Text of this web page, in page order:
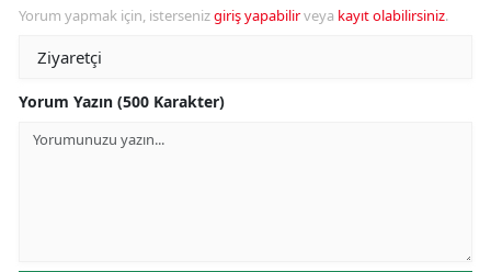
Yorum yapmak için, istersenizgiriş yapabilirveya kayıt olabilirsiniz.
Yorum Yazın (500 Karakter)